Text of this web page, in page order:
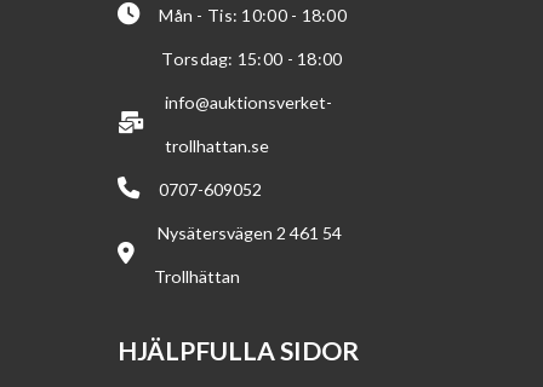
Mån - Tis: 10:00 - 18:00
Torsdag: 15:00 - 18:00
info@auktionsverket-
trollhattan.se
0707-609052
Nysätersvägen 2 461 54
Trollhättan
HJÄLPFULLA SIDOR